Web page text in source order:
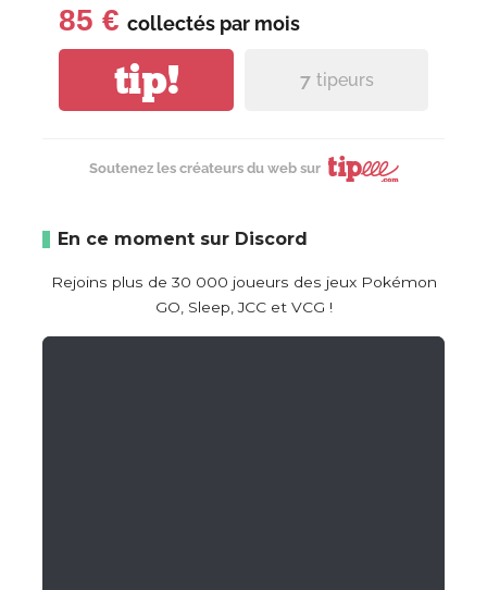
85 € collectés par mois
tip! 7 tipeurs
Soutenez les créateurs du web sur
En ce moment sur Discord
Rejoins plus de 30 000 joueurs des jeux Pokémon
GO, Sleep, JCC et VCG !